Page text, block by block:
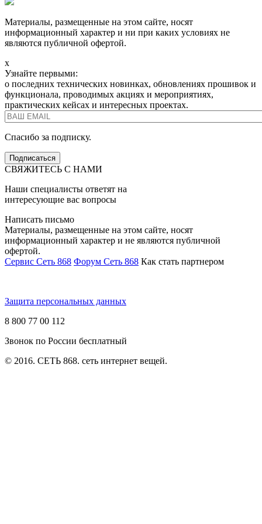
Материалы, размещенные на этом сайте, носят
информационный характер и ни при каких условиях не
являются публичной офертой.
x
Узнайте первыми:
о последних технических новинках, обновлениях прошивок и
функционала, проводимых акциях и мероприятиях,
практических кейсах и интересных проектах.
Спасибо за подписку.
СВЯЖИТЕСЬ С НАМИ
Наши специалисты ответят на
интересующие вас вопросы
Написать письмо
Материалы, размещенные на этом сайте, носят
информационный характер и не являются публичной
офертой.
Сервис Сеть 868 Форум Сеть 868 Как стать партнером
Защита персональных данных
8 800 77 00 112
Звонок по России бесплатный
© 2016. СЕТЬ 868. сеть интернет вещей.